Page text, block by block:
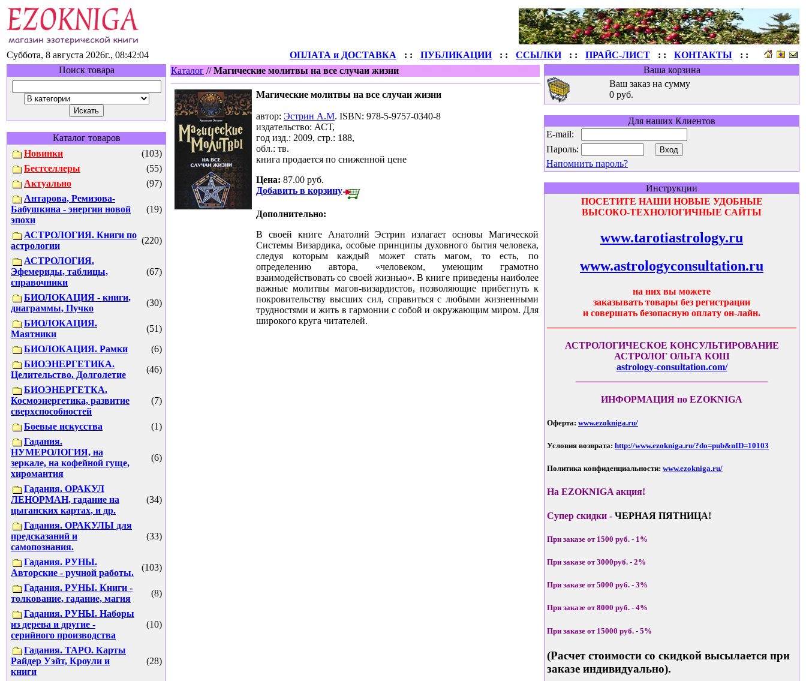
Суббота, 8 августа 2026г., 08:42:04 ОПЛАТА и ДОСТАВКА : : ПУБЛИКАЦИИ : : ССЫЛКИ : : ПРАЙС-ЛИСТ : : КОНТАКТЫ
: :
Поиск товара
Каталог товаров
Новинки
(103)
Бестселлеры
(55)
Актуально
(97)
Антарова, Ремизова-
Бабушкина - энергии новой
эпохи
(19)
АСТРОЛОГИЯ. Книги по
астрологии
(220)
АСТРОЛОГИЯ.
Эфемериды, таблицы,
справочники
(67)
БИОЛОКАЦИЯ - книги,
диаграммы, Пучко
(30)
БИОЛОКАЦИЯ.
Маятники
(51)
БИОЛОКАЦИЯ. Рамки
(6)
БИОЭНЕРГЕТИКА.
Целительство. Долголетие
(46)
БИОЭНЕРГЕТКА.
Космоэнергетика, развитие
сверхспособностей
(7)
Боевые искусства
(1)
Гадания.
НУМЕРОЛОГИЯ, на
зеркале, на кофейной гуще,
хиромантия
(6)
Гадания. ОРАКУЛ
ЛЕНОРМАН, гадание на
цыганских картах, и др.
(34)
Гадания. ОРАКУЛЫ для
предсказаний и
самопознания.
(33)
Гадания. РУНЫ.
Авторские - ручной работы.
(103)
Гадания. РУНЫ. Книги -
толкование, гадание, магия
(8)
Гадания. РУНЫ. Наборы
из дерева и другие -
серийного производства
(10)
Гадания. ТАРО. Карты
Райдер Уэйт, Кроули и
книги
(28)
Каталог //Магические молитвы на все случаи жизни
Магические молитвы на все случаи жизни
автор: Эстрин А.М. ISBN: 978-5-9757-0340-8
издательство: АСТ,
год изд.: 2009, стр.: 188,
обл.: тв.
книга продается по сниженной цене
Цена: 87.00 руб.
Добавить в корзину
Дополнительно:
В своей книге Анатолий Эстрин излагает основы Магической
Системы Визардика, особые принципы духовного бытия человека,
сле­дуя которым каждый может стать магом, то есть, по
определению ав­тора, «человеком, умеющим грамотно
взаимодействовать со своей жизнью». В книге приведены наиболее
важные молитвы магов-визардистов, позволяющие прибегнуть к
покровительству высших сил, спра­виться с любыми жизненными
трудностями и жить в гармонии с со­бой и окружающим миром. Для
широкого круга читателей.
Ваша корзина
Ваш заказ на сумму
0 руб.
Для наших Клиентов
E-mail:
Пароль:
Напомнить пароль?
Инструкции
ПОСЕТИТЕ НАШИ НОВЫЕ УДОБНЫЕ
ВЫСОКО-ТЕХНОЛОГИЧНЫЕ САЙТЫ
www.tarotiastrology.ru
www.astrologyconsultation.ru
на них вы можете
заказывать товары без регистрации
и совершать безопасную оплату он-лайн.
АСТРОЛОГИЧЕСКОЕ КОНСУЛЬТИРОВАНИЕ
АСТРОЛОГ ОЛЬГА КОШ
astrology-consultation.com/
ИНФОРМАЦИЯ по EZOKNIGA
Оферта: www.ezokniga.ru/
Условия возврата: http://www.ezokniga.ru/?do=pub&nID=10103
Политика конфиденциальности: www.ezokniga.ru/
На EZOKNIGA акция!
Супер скидки - ЧЕРНАЯ ПЯТНИЦА!
При заказе от 1500 руб. - 1%
При заказе от 3000руб. - 2%
При заказе от 5000 руб. - 3%
При заказе от 8000 руб. - 4%
При заказе от 15000 руб. - 5%
(Расчет стоимости со скидкой высылается при
заказе индивидуально).